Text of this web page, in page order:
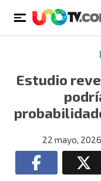
Estudio
22 mayo, 2026